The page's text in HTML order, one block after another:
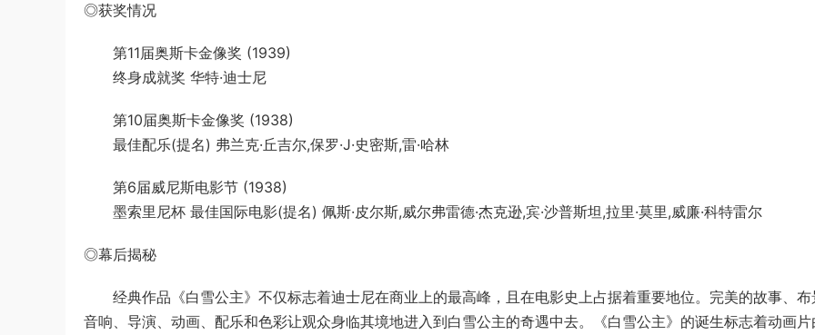
◎获奖情况
第11届奥斯卡金像奖 (1939)
终身成就奖 华特·迪士尼
第10届奥斯卡金像奖 (1938)
最佳配乐(提名) 弗兰克·丘吉尔,保罗·J·史密斯,雷·哈林
第6届威尼斯电影节 (1938)
墨索里尼杯 最佳国际电影(提名) 佩斯·皮尔斯,威尔弗雷德·杰克逊,宾·沙普斯坦,拉里·莫里,威廉·科特雷尔
◎幕后揭秘
经典作品《白雪公主》不仅标志着迪士尼在商业上的最高峰，且在电影史上占据着重要地位。完美的故事、布
音响、导演、动画、配乐和色彩让观众身临其境地进入到白雪公主的奇遇中去。《白雪公主》的诞生标志着动画片